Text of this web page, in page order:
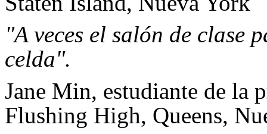
"A veces el salón de clase
celda".
Jane Min, estudiante de la
Flushing High, Queens,